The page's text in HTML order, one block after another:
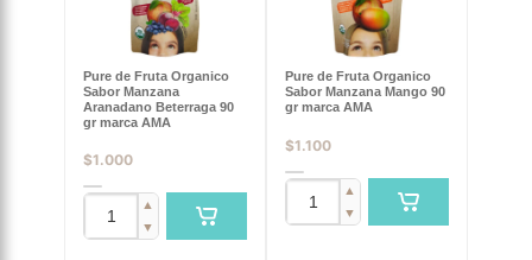
Pure de Fruta Organico
Sabor Manzana
Aranadano Beterraga 90
gr marca AMA
$1.000
▲
▼
Pure de Fruta Organico
Sabor Manzana Mango 90
gr marca AMA
$1.100
▲
▼